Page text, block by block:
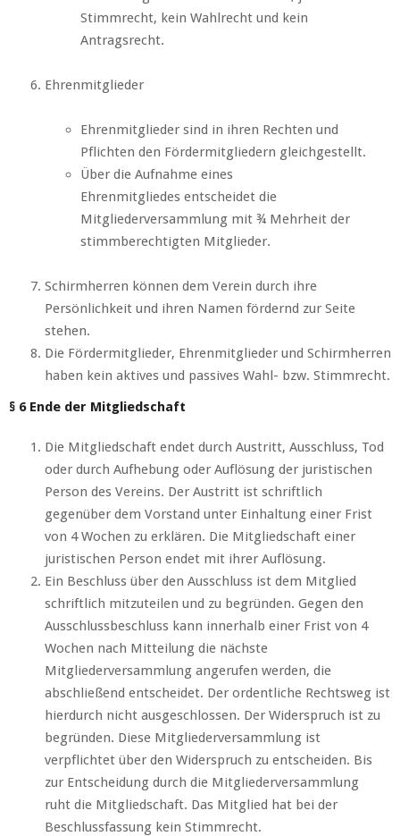
Stimmrecht, kein Wahlrecht und kein
Antragsrecht.
Ehrenmitglieder
Ehrenmitglieder sind in ihren Rechten und
Pflichten den Fördermitgliedern gleichgestellt.
Über die Aufnahme eines
Ehrenmitgliedes entscheidet die
Mitgliederversammlung mit ¾ Mehrheit der
stimmberechtigten Mitglieder.
Schirmherren können dem Verein durch ihre
Persönlichkeit und ihren Namen fördernd zur Seite
stehen.
Die Fördermitglieder, Ehrenmitglieder und Schirmherren
haben kein aktives und passives Wahl- bzw. Stimmrecht.
§ 6 Ende der Mitgliedschaft
Die Mitgliedschaft endet durch Austritt, Ausschluss, Tod
oder durch Aufhebung oder Auflösung der juristischen
Person des Vereins. Der Austritt ist schriftlich
gegenüber dem Vorstand unter Einhaltung einer Frist
von 4 Wochen zu erklären. Die Mitgliedschaft einer
juristischen Person endet mit ihrer Auflösung.
Ein Beschluss über den Ausschluss ist dem Mitglied
schriftlich mitzuteilen und zu begründen. Gegen den
Ausschlussbeschluss kann innerhalb einer Frist von 4
Wochen nach Mitteilung die nächste
Mitgliederversammlung angerufen werden, die
abschließend entscheidet. Der ordentliche Rechtsweg ist
hierdurch nicht ausgeschlossen. Der Widerspruch ist zu
begründen. Diese Mitgliederversammlung ist
verpflichtet über den Widerspruch zu entscheiden. Bis
zur Entscheidung durch die Mitgliederversammlung
ruht die Mitgliedschaft. Das Mitglied hat bei der
Beschlussfassung kein Stimmrecht.